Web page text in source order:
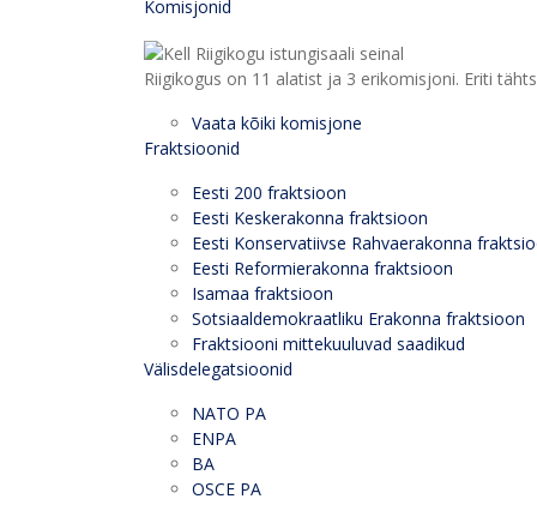
Komisjonid
Riigikogus on 11 alatist ja 3 erikomisjoni. Eriti
Vaata kõiki komisjone
Fraktsioonid
Eesti 200 fraktsioon
Eesti Keskerakonna fraktsioon
Eesti Konservatiivse Rahvaerakonna
Eesti Reformierakonna fraktsioon
Isamaa fraktsioon
Sotsiaaldemokraatliku Erakonna fraktsioon
Fraktsiooni mittekuuluvad saadikud
Välisdelegatsioonid
NATO PA
ENPA
BA
OSCE PA